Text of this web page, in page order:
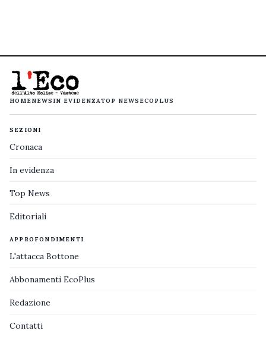
HOMENEWS IN EVIDENZATOP NEWS ECOPLUS
SEZIONI
Cronaca
In evidenza
Top News
Editoriali
APPROFONDIMENTI
L'attacca Bottone
Abbonamenti EcoPlus
Redazione
Contatti